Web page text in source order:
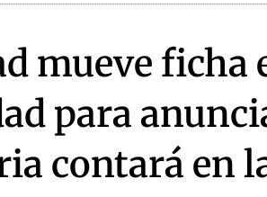
mueve ficha
para
contará en